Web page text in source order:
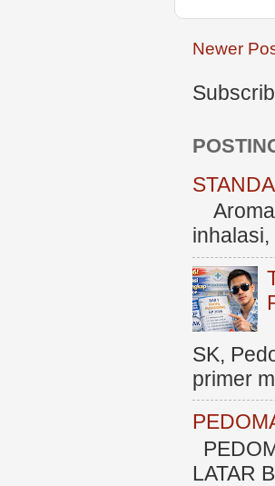
Newer
SK,
primer
LATAR